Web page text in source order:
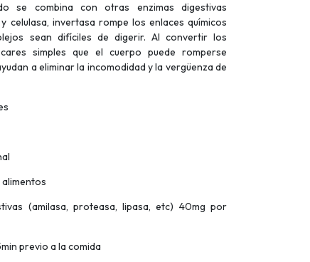
se combina con otras enzimas digestivas
celulasa, invertasa rompe los enlaces químicos
sean difíciles de digerir. Al convertir los
simples que el cuerpo puede romperse
a eliminar la incomodidad y la vergüenza de
(amilasa, proteasa, lipasa, etc) 40mg por
previo a la comida